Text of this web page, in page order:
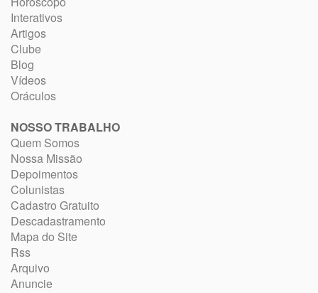
Interativos
Artigos
Clube
Blog
Vídeos
Oráculos
NOSSO TRABALHO
Quem Somos
Nossa Missão
Depoimentos
Colunistas
Cadastro Gratuito
Descadastramento
Mapa do Site
Rss
Arquivo
Anuncie